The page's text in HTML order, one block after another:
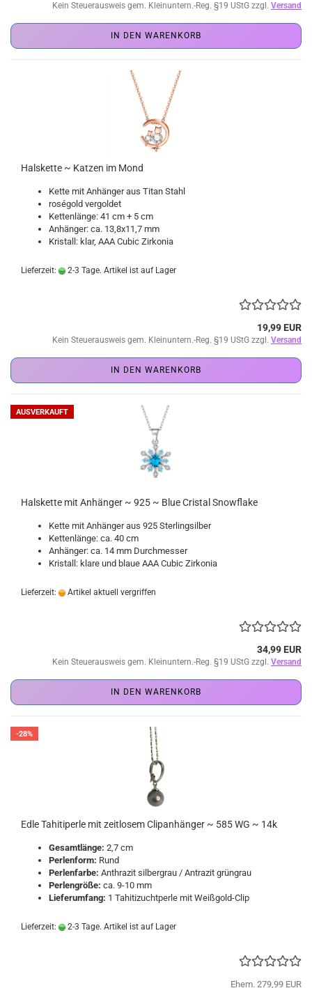
Kein Steuerausweis gem. Kleinuntern.-Reg. §19 UStG zzgl. Versand
IN DEN WARENKORB
Halskette ~ Katzen im Mond
Kette mit Anhänger aus Titan Stahl
roségold vergoldet
Kettenlänge: 41 cm + 5 cm
Anhänger: ca. 13,8x11,7 mm
Kristall: klar, AAA Cubic Zirkonia
Lieferzeit: 2-3 Tage. Artikel ist auf Lager
19,99 EUR
Kein Steuerausweis gem. Kleinuntern.-Reg. §19 UStG zzgl. Versand
IN DEN WARENKORB
AUSVERKAUFT
Halskette mit Anhänger ~ 925 ~ Blue Cristal Snowflake
Kette mit Anhänger aus 925 Sterlingsilber
Kettenlänge: ca. 40 cm
Anhänger: ca. 14 mm Durchmesser
Kristall: klare und blaue AAA Cubic Zirkonia
Lieferzeit: Artikel aktuell vergriffen
34,99 EUR
Kein Steuerausweis gem. Kleinuntern.-Reg. §19 UStG zzgl. Versand
IN DEN WARENKORB
-28%
Edle Tahitiperle mit zeitlosem Clipanhänger ~ 585 WG ~ 14k
Gesamtlänge: 2,7 cm
Perlenform: Rund
Perlenfarbe: Anthrazit silbergrau / Antrazit grüngrau
Perlengröße: ca. 9-10 mm
Lieferumfang: 1 Tahitizuchtperle mit Weißgold-Clip
Lieferzeit: 2-3 Tage. Artikel ist auf Lager
Ehem. 279,99 EUR